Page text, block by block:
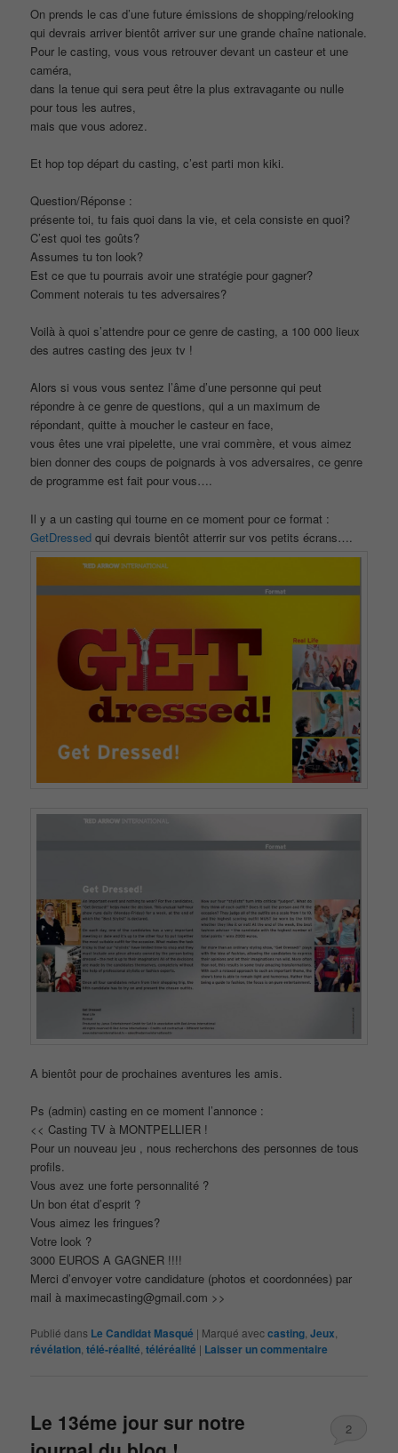
On prends le cas d’une future émissions de shopping/relooking
qui devrais arriver bientôt arriver sur une grande chaîne nationale.
Pour le casting, vous vous retrouver devant un casteur et une
caméra,
dans la tenue qui sera peut être la plus extravagante ou nulle
pour tous les autres,
mais que vous adorez.
Et hop top départ du casting, c’est parti mon kiki.
Question/Réponse :
présente toi, tu fais quoi dans la vie, et cela consiste en quoi?
C’est quoi tes goûts?
Assumes tu ton look?
Est ce que tu pourrais avoir une stratégie pour gagner?
Comment noterais tu tes adversaires?
Voilà à quoi s’attendre pour ce genre de casting, a 100 000 lieux
des autres casting des jeux tv !
Alors si vous vous sentez l’âme d’une personne qui peut
répondre à ce genre de questions, qui a un maximum de
répondant, quitte à moucher le casteur en face,
vous êtes une vrai pipelette, une vrai commère, et vous aimez
bien donner des coups de poignards à vos adversaires, ce genre
de programme est fait pour vous….
Il y a un casting qui tourne en ce moment pour ce format :
GetDressed qui devrais bientôt atterrir sur vos petits écrans….
A bientôt pour de prochaines aventures les amis.
Ps (admin) casting en ce moment l’annonce :
<< Casting TV à MONTPELLIER !
Pour un nouveau jeu , nous recherchons des personnes de tous
profils.
Vous avez une forte personnalité ?
Un bon état d’esprit ?
Vous aimez les fringues?
Votre look ?
3000 EUROS A GAGNER !!!!
Merci d’envoyer votre candidature (photos et coordonnées) par
mail à maximecasting@gmail.com >>
Publié dans Le Candidat Masqué | Marqué aveccasting ,Jeux
révélation ,télé-réalité ,téléréalité | Laisser un commentaire
Le 13éme jour sur notre
2